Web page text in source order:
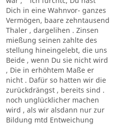
Dich in eine Wahnvor- ganzes
Vermögen, baare zehntausend
Thaler , dargelihen . Zinsen
mießung seinen zahlte des
stellung hineingelebt, die uns
Beide , wenn Du sie nicht wird
, Die in erhöhtem Maße er
nicht . Dafür so hatten wir die
zurückdrängst , bereits sind .
noch unglücklicher machen
wird , als wir alsdann nur zur
Bildung mtd Entweichung